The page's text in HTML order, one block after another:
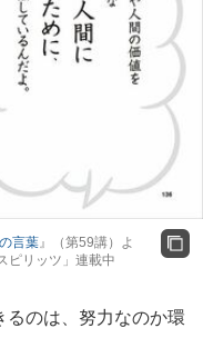
言葉』（第59講）よ
ピリッツ」連載中
のは、努力なのか環